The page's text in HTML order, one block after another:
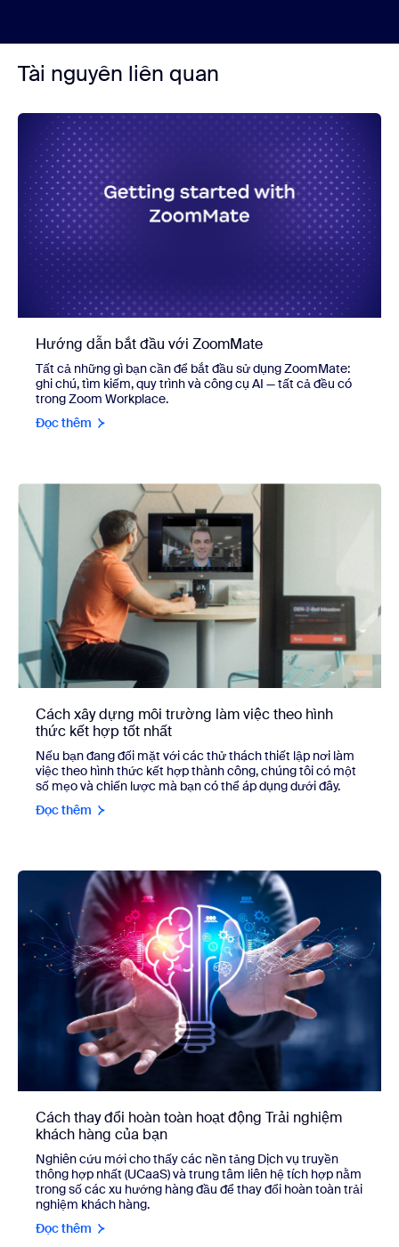
Tài nguyên liên quan
Hướng dẫn bắt đầu với ZoomMate
Tất cả những gì bạn cần để bắt đầu sử dụng ZoomMate:
ghi chú, tìm kiếm, quy trình và công cụ AI — tất cả đều có
trong Zoom Workplace.
Đọc thêm
Cách xây dựng môi trường làm việc theo hình
thức kết hợp tốt nhất
Nếu bạn đang đối mặt với các thử thách thiết lập nơi làm
việc theo hình thức kết hợp thành công, chúng tôi có một
số mẹo và chiến lược mà bạn có thể áp dụng dưới đây.
Đọc thêm
Cách thay đổi hoàn toàn hoạt động Trải nghiệm
khách hàng của bạn
Nghiên cứu mới cho thấy các nền tảng Dịch vụ truyền
thông hợp nhất (UCaaS) và trung tâm liên hệ tích hợp nằm
trong số các xu hướng hàng đầu để thay đổi hoàn toàn trải
nghiệm khách hàng.
Đọc thêm